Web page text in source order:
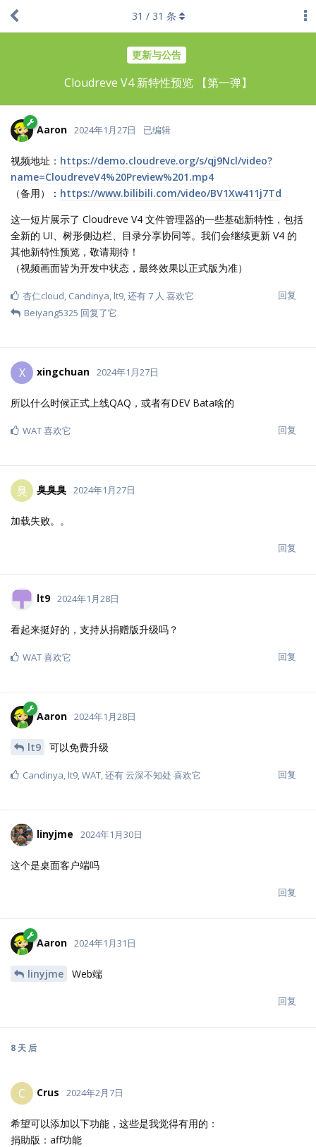
更新与公告
Cloudreve V4 新特性预览 【第一弹】
31 / 31 条
Aaron 2024年1月27日 已编辑
视频地址： https://demo.cloudreve.org/s/qj9Ncl/video?
name=CloudreveV4%20Preview%201.mp4
（备用）： https://www.bilibili.com/video/BV1Xw411j7Td
这一短片展示了 Cloudreve V4 文件管理器的一些基础新特性，包括
全新的 UI、树形侧边栏、目录分享协同等。我们会继续更新 V4 的
其他新特性预览，敬请期待！
（视频画面皆为开发中状态，最终效果以正式版为准）
回复
杏仁cloud, Candinya, lt9, 还有7 人 喜欢它
Beiyang5325 回复了它
X xingchuan 2024年1月27日
所以什么时候正式上线QAQ，或者有DEV Bata啥的
回复
WAT喜欢它
臭 臭臭臭 2024年1月27日
加载失败。。
回复
lt9 2024年1月28日
看起来挺好的，支持从捐赠版升级吗？
回复
WAT喜欢它
Aaron 2024年1月28日
lt9 可以免费升级
回复
Candinya, lt9,WAT, 还有云深不知处 喜欢它
linyjme 2024年1月30日
这个是桌面客户端吗
回复
Aaron 2024年1月31日
linyjme Web端
回复
8 天 后
C Crus 2024年2月7日
希望可以添加以下功能，这些是我觉得有用的：
捐助版：aff功能